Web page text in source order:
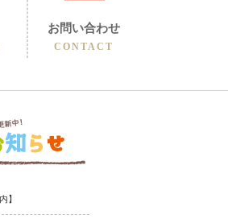
お問い合わせ
CONTACT